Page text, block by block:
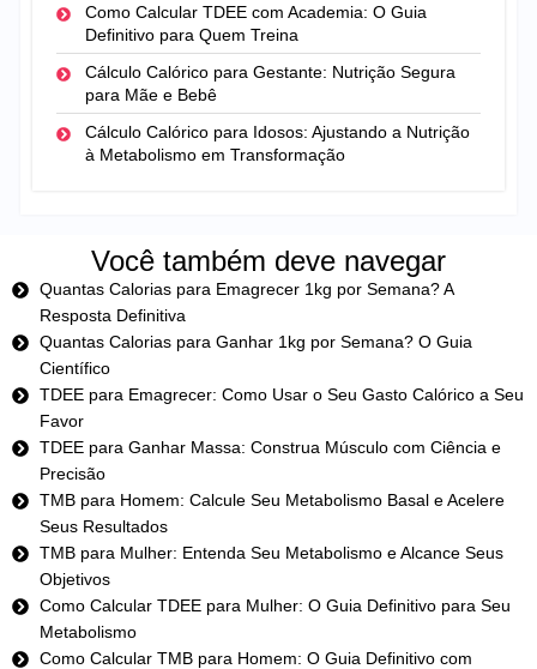
Como Calcular TDEE com Academia: O Guia
Definitivo para Quem Treina
Cálculo Calórico para Gestante: Nutrição Segura
para Mãe e Bebê
Cálculo Calórico para Idosos: Ajustando a Nutrição
à Metabolismo em Transformação
Você também deve navegar
Quantas Calorias para Emagrecer 1kg por Semana? A
Resposta Definitiva
Quantas Calorias para Ganhar 1kg por Semana? O Guia
Científico
TDEE para Emagrecer: Como Usar o Seu Gasto Calórico a Seu
Favor
TDEE para Ganhar Massa: Construa Músculo com Ciência e
Precisão
TMB para Homem: Calcule Seu Metabolismo Basal e Acelere
Seus Resultados
TMB para Mulher: Entenda Seu Metabolismo e Alcance Seus
Objetivos
Como Calcular TDEE para Mulher: O Guia Definitivo para Seu
Metabolismo
Como Calcular TMB para Homem: O Guia Definitivo com